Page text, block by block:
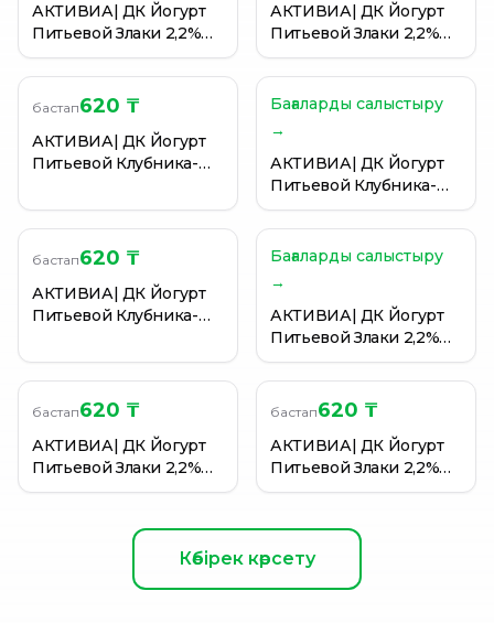
АКТИВИА| ДК Йогурт
Питьевой Злаки 2,2%
670г Бут.
АКТИВИА| ДК Йогурт
Питьевой Злаки 2,2%
670г Бут.
бастап620 ₸
АКТИВИА| ДК Йогурт
Питьевой Клубника-
Бағаларды салыстыру
→
АКТИВИА| ДК Йогурт
Питьевой Клубника-
Земляника 2,1% 270г
бастап620 ₸
АКТИВИА| ДК Йогурт
Питьевой Клубника-
Бағаларды салыстыру
→
АКТИВИА| ДК Йогурт
Питьевой Злаки 2,2%
270г
бастап620 ₸
АКТИВИА| ДК Йогурт
Питьевой Злаки 2,2%
270г
бастап620 ₸
АКТИВИА| ДК Йогурт
Питьевой Злаки 2,2%
270г
Көбірек көрсету